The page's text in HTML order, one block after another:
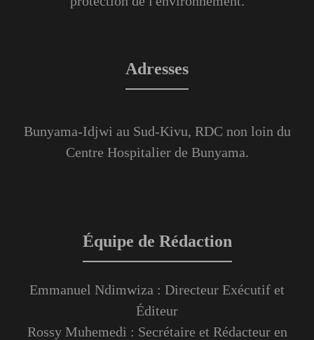
Adresses
Bunyama-Idjwi au Sud-Kivu, RDC non loin du
Centre Hospitalier de Bunyama.
Équipe de Rédaction
Emmanuel Ndimwiza : Directeur Exécutif et
Éditeur
Rossy Muhemedi : Secrétaire et Rédacteur en